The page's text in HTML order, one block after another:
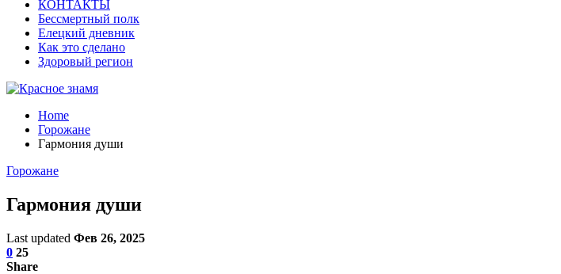
КОНТАКТЫ
Бессмертный полк
Елецкий дневник
Как это сделано
Здоровый регион
Home
Горожане
Гармония души
Горожане
Гармония души
Last updated Фев 26, 2025
0 25
Share